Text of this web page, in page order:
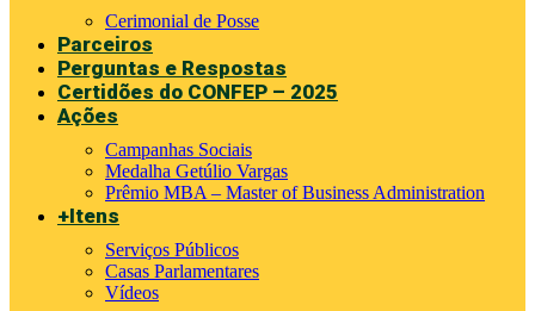
Cerimonial de Posse
Parceiros
Perguntas e Respostas
Certidões do CONFEP – 2025
Ações
Campanhas Sociais
Medalha Getúlio Vargas
Prêmio MBA – Master of Business Administration
+Itens
Serviços Públicos
Casas Parlamentares
Vídeos